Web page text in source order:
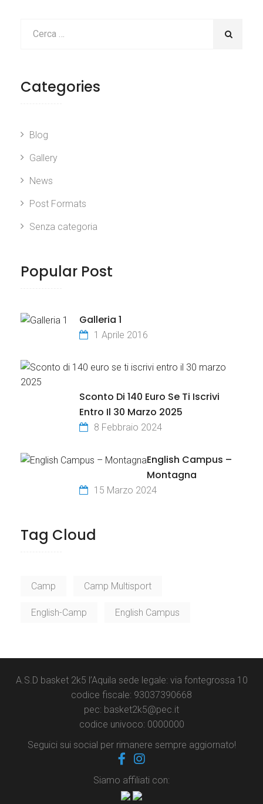
Categories
Blog
Gallery
News
Post Formats
Senza categoria
Popular Post
Galleria 1
1 Aprile 2016
Sconto Di 140 Euro Se Ti Iscrivi
Entro Il 30 Marzo 2025
8 Febbraio 2024
English Campus –
Montagna
15 Marzo 2024
Tag Cloud
Camp Camp Multisport
English-Camp English Campus
A.S.D basket 2k5 l’Aquila sede legale: via fontegrossa 10
codice fiscale: 93037390668
pec: basket2k5@pec.it
codice univoco: 0000000
Seguici sui social per rimanere sempre aggiornato!
Siamo affiliati con: